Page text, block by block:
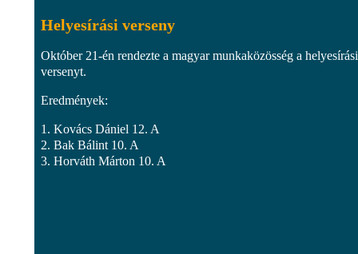
Helyesírási verseny
Október 21-én rendezte a magyar munkaközösség a helyesírási
versenyt.
Eredmények:
1. Kovács Dániel 12. A
2. Bak Bálint 10. A
3. Horváth Márton 10. A